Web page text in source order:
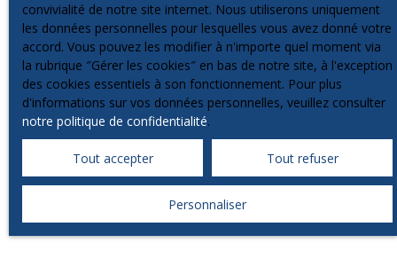
convivialité de notre site internet. Nous utiliserons uniquement
les données personnelles pour lesquelles vous avez donné votre
accord. Vous pouvez les modifier à n'importe quel moment via
la rubrique ″Gérer les cookies″ en bas de notre site, à l'exception
des cookies essentiels à son fonctionnement. Pour plus
d'informations sur vos données personnelles, veuillez consulter
notre politique de confidentialité.
Tout accepter Tout refuser
Personnaliser